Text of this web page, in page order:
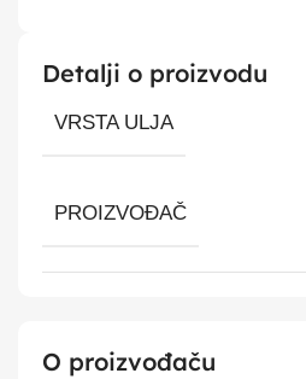
Detalji o proizvodu
VRSTA ULJA
PROIZVOĐAČ
O proizvođaču